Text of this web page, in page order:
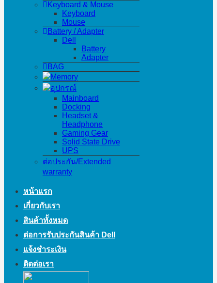
Keyboard & Mouse
Keyboard
Mouse
Battery / Adapter
Dell
Battery
Adapter
BAG
Memory
อุปกรณ์
Mainboard
Docking
Headset &
Headphone
Gaming Gear
Solid State Drive
UPS
ต่อประกัน/Extended
warranty
หน้าแรก
เกี่ยวกับเรา
สินค้าทั้งหมด
ต่อการรับประกันสินค้า Dell
แจ้งชำระเงิน
ติดต่อเรา